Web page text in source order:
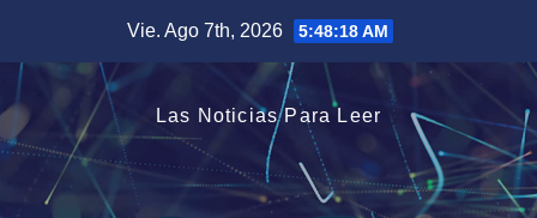
contenido
Vie. Ago 7th, 2026 5:48:18 AM
Las Noticias Para Leer